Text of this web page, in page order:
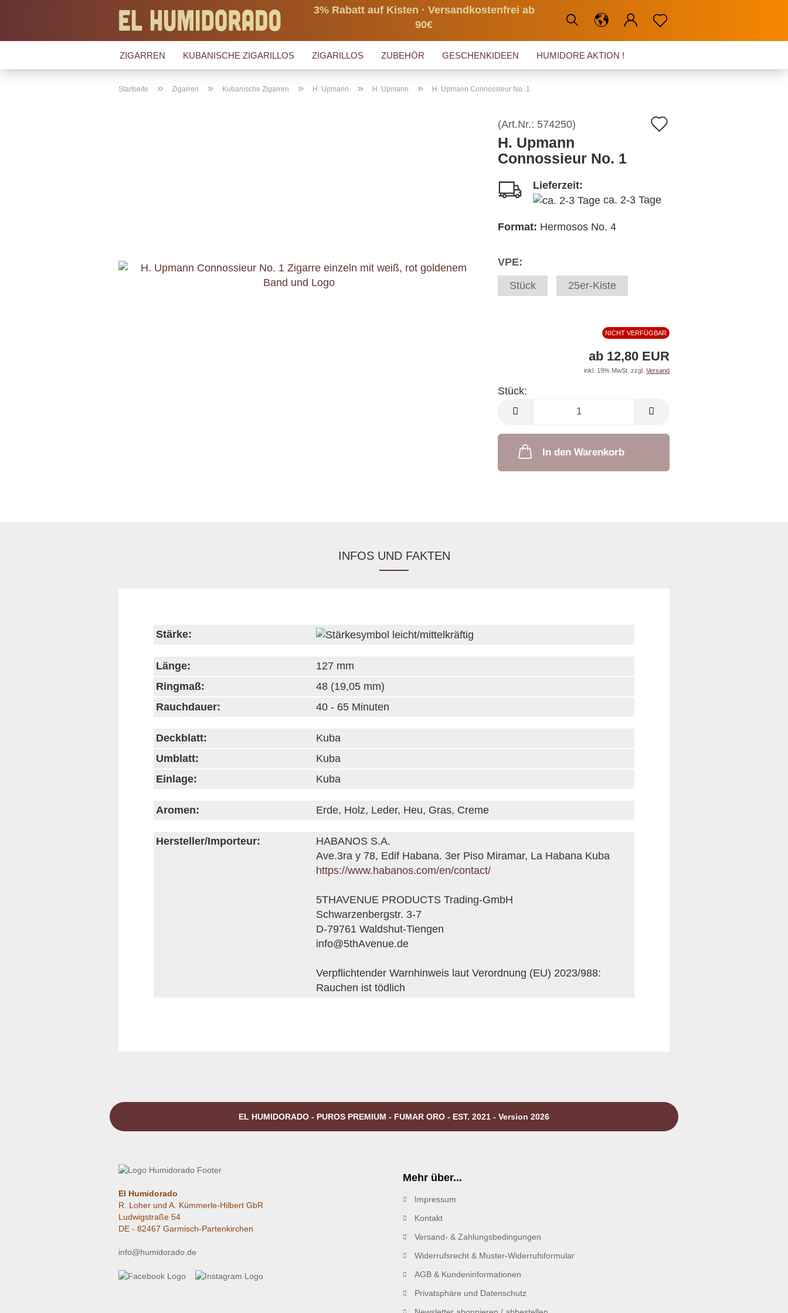
3% Rabatt auf Kisten · Versandkostenfrei ab
90€
ZIGARREN KUBANISCHE ZIGARILLOS ZIGARILLOS ZUBEHÖR GESCHENKIDEEN HUMIDORE AKTION !
Startseite » Zigarren » Kubanische Zigarren » H. Upmann » H. Upmann » H. Upmann Connossieur No. 1
(Art.Nr.: 574250)
H. Upmann
Connossieur No. 1
Lieferzeit:
ca. 2-3 Tage
Format: Hermosos No. 4
VPE:
Stück
25er-Kiste
NICHT VERFÜGBAR
ab 12,80 EUR
inkl. 19% MwSt. zzgl. Versand
Stück:
Stück
In den Warenkorb
INFOS UND FAKTEN
Stärke:
Länge:
127 mm
Ringmaß:
48 (19,05 mm)
Rauchdauer:
40 - 65 Minuten
Deckblatt:
Kuba
Umblatt:
Kuba
Einlage:
Kuba
Aromen: Erde, Holz, Leder, Heu, Gras, Creme
Hersteller/Importeur:
HABANOS S.A.
Ave.3ra y 78, Edif Habana. 3er Piso Miramar, La Habana Kuba
https://www.habanos.com/en/contact/
5THAVENUE PRODUCTS Trading-GmbH
Schwarzenbergstr. 3-7
D-79761 Waldshut-Tiengen
info@5thAvenue.de
Verpflichtender Warnhinweis laut Verordnung (EU) 2023/988:
Rauchen ist tödlich
EL HUMIDORADO - PUROS PREMIUM - FUMAR ORO - EST. 2021 - Version 2026
El Humidorado
R. Loher und A. Kümmerle-Hilbert GbR
Ludwigstraße 54
DE - 82467 Garmisch-Partenkirchen
info@humidorado.de
Mehr über...
Impressum
Kontakt
Versand- & Zahlungsbedingungen
Widerrufsrecht & Muster-Widerrufsformular
AGB & Kundeninformationen
Privatsphäre und Datenschutz